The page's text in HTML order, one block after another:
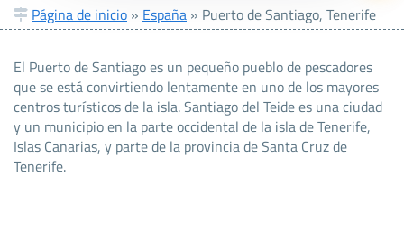
Página de inicio » España » Puerto de Santiago, Tenerife
El Puerto de Santiago es un pequeño pueblo de pescadores
que se está convirtiendo lentamente en uno de los mayores
centros turísticos de la isla. Santiago del Teide es una ciudad
y un municipio en la parte occidental de la isla de Tenerife,
Islas Canarias, y parte de la provincia de Santa Cruz de
Tenerife.